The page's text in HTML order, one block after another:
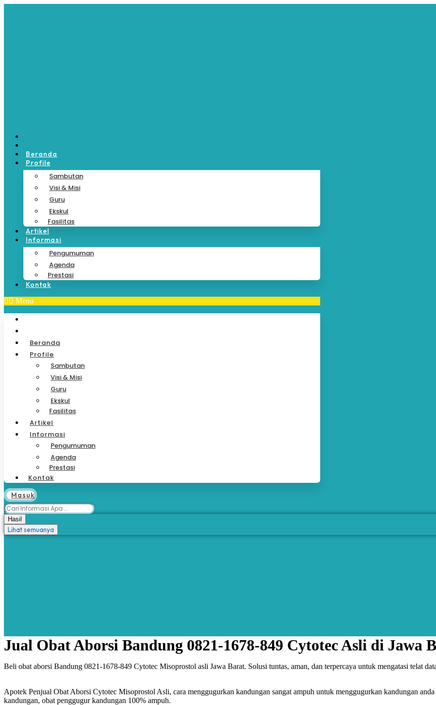
Beranda
Profile
Sambutan
Visi & Misi
Guru
Ekskul
Fasilitas
Artikel
Informasi
Pengumuman
Agenda
Prestasi
Kontak
Menu
Beranda
Profile
Sambutan
Visi & Misi
Guru
Ekskul
Fasilitas
Artikel
Informasi
Pengumuman
Agenda
Prestasi
Kontak
Masuk
Search
...Hasil
Lihat semuanya
Jual Obat Aborsi Bandung 0821-1678-849 Cytotec Asli di Jawa
Beli obat aborsi Bandung 0821-1678-849 Cytotec Misoprostol asli Jawa Barat. Solusi tuntas, aman, dan terpercaya untuk mengatasi telat
Apotek Penjual Obat Aborsi Cytotec Misoprostol Asli, cara menggugurkan kandungan sangat ampuh untuk menggugurkan kandungan
kandungan, obat penggugur kandungan 100% ampuh.